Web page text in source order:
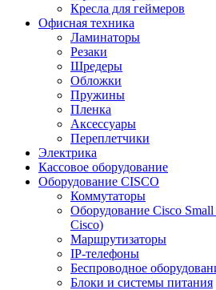
Кресла для геймеров
Офисная техника
Ламинаторы
Резаки
Шредеры
Обложки
Пружины
Пленка
Аксессуары
Переплетчики
Электрика
Кассовое оборудование
Оборудование CISCO
Коммутаторы
Оборудование Cisco
Cisco)
Маршрутизаторы
IP-телефоны
Беспроводное
Блоки и системы питания